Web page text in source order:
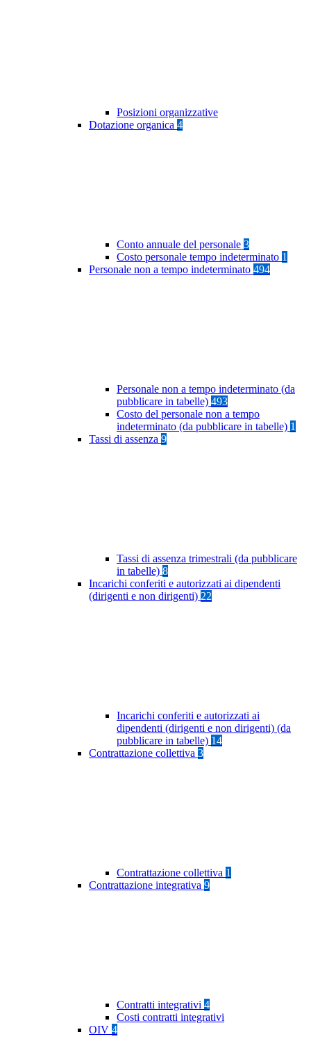
Posizioni organizzative
Dotazione organica 4
Conto annuale del personale 3
Costo personale tempo indeterminato 1
Personale non a tempo indeterminato 494
Personale non a tempo indeterminato (da
pubblicare in tabelle) 493
Costo del personale non a tempo
indeterminato (da pubblicare in tabelle) 1
Tassi di assenza 9
Tassi di assenza trimestrali (da pubblicare
in tabelle) 8
Incarichi conferiti e autorizzati ai dipendenti
(dirigenti e non dirigenti) 22
Incarichi conferiti e autorizzati ai
dipendenti (dirigenti e non dirigenti) (da
pubblicare in tabelle) 14
Contrattazione collettiva 3
Contrattazione collettiva 1
Contrattazione integrativa 9
Contratti integrativi 4
Costi contratti integrativi
OIV 4